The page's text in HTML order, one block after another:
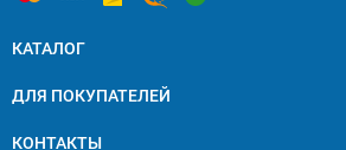
КАТАЛОГ
ДЛЯ ПОКУПАТЕЛЕЙ
КОНТАКТЫ